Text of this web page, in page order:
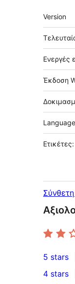
Version
Ενεργές
Έκδοση
Language
Ετικέτες:
1
5-
5 stars
4 stars